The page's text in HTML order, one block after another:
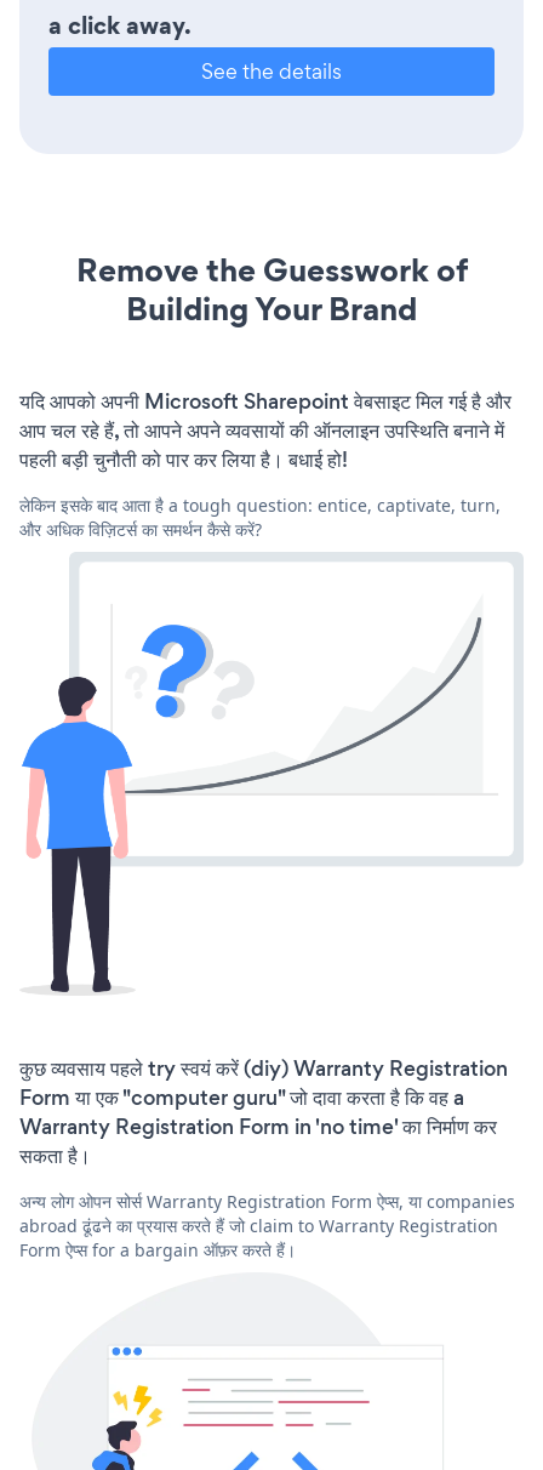
a click away.
See the details
Remove the Guesswork of
Building Your Brand
यदि आपको अपनी Microsoft Sharepoint वेबसाइट मिल गई है और
आप चल रहे हैं, तो आपने अपने व्यवसायों की ऑनलाइन उपस्थिति बनाने में
पहली बड़ी चुनौती को पार कर लिया है। बधाई हो!
लेकिन इसके बाद आता है a tough question: entice, captivate, turn,
और अधिक विज़िटर्स का समर्थन कैसे करें?
कुछ व्यवसाय पहले try स्वयं करें (diy) Warranty Registration
Form या एक "computer guru" जो दावा करता है कि वह a
Warranty Registration Form in 'no time' का निर्माण कर
सकता है।
अन्य लोग ओपन सोर्स Warranty Registration Form ऐप्स, या companies
abroad ढूंढने का प्रयास करते हैं जो claim to Warranty Registration
Form ऐप्स for a bargain ऑफ़र करते हैं।